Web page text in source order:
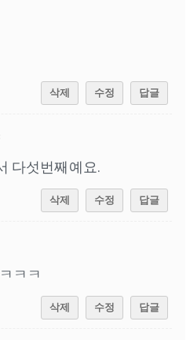
삭제 수정 답글
46권 위에서 다섯번째예요.
삭제 수정 답글
ㅋㅋ
삭제 수정 답글